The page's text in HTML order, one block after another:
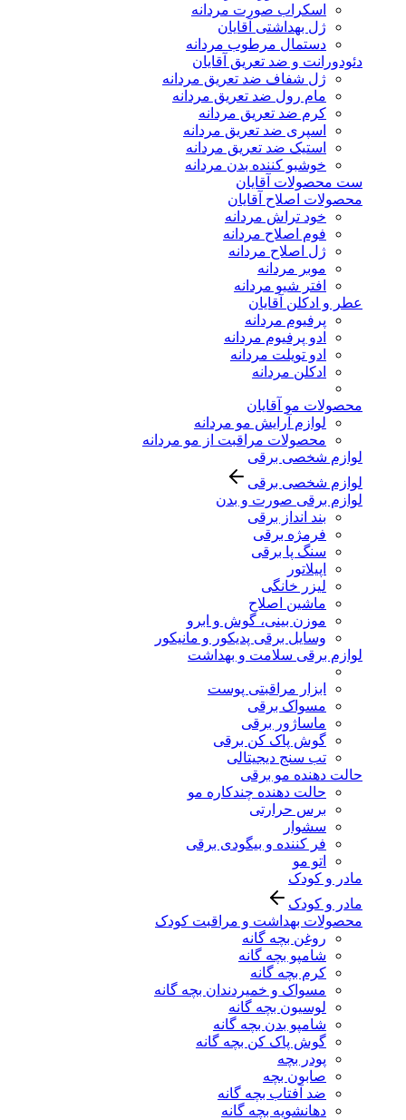
اسکراب صورت مردانه
ژل بهداشتی آقایان
دستمال مرطوب مردانه
دئودورانت و ضد تعریق آقایان
ژل شفاف ضد تعریق مردانه
مام رول ضد تعریق مردانه
کرم ضد تعریق مردانه
اسپری ضد تعریق مردانه
استیک ضد تعریق مردانه
خوشبو کننده بدن مردانه
ست محصولات آقایان
محصولات اصلاح آقایان
خود تراش مردانه
فوم اصلاح مردانه
ژل اصلاح مردانه
موبر مردانه
افتر شیو مردانه
عطر و ادکلن آقایان
پرفیوم مردانه
ادو پرفیوم مردانه
ادو تویلت مردانه
ادکلن مردانه
محصولات مو آقایان
لوازم آرایش مو مردانه
محصولات مراقبت از مو مردانه
لوازم شخصی برقی
لوازم شخصی برقی
لوازم برقی صورت و بدن
بند انداز برقی
فرمژه برقی
سنگ پا برقی
اپیلاتور
لیزر خانگی
ماشین اصلاح
موزن بینی، گوش و ابرو
وسایل برقی پدیکور و مانیکور
لوازم برقی سلامت و بهداشت
ابزار مراقبتی پوست
مسواک برقی
ماساژور برقی
گوش پاک کن برقی
تب سنج دیجیتالی
حالت دهنده مو برقی
حالت دهنده چندکاره مو
برس حرارتی
سشوار
فر کننده و بیگودی برقی
اتو مو
مادر و کودک
مادر و کودک
محصولات بهداشت و مراقبت کودک
روغن بچه گانه
شامپو بچه گانه
کرم بچه گانه
مسواک و خمیردندان بچه گانه
لوسیون بچه گانه
شامپو بدن بچه گانه
گوش پاک کن بچه گانه
پودر بچه
صابون بچه
ضد آفتاب بچه گانه
دهانشویه بچه گانه